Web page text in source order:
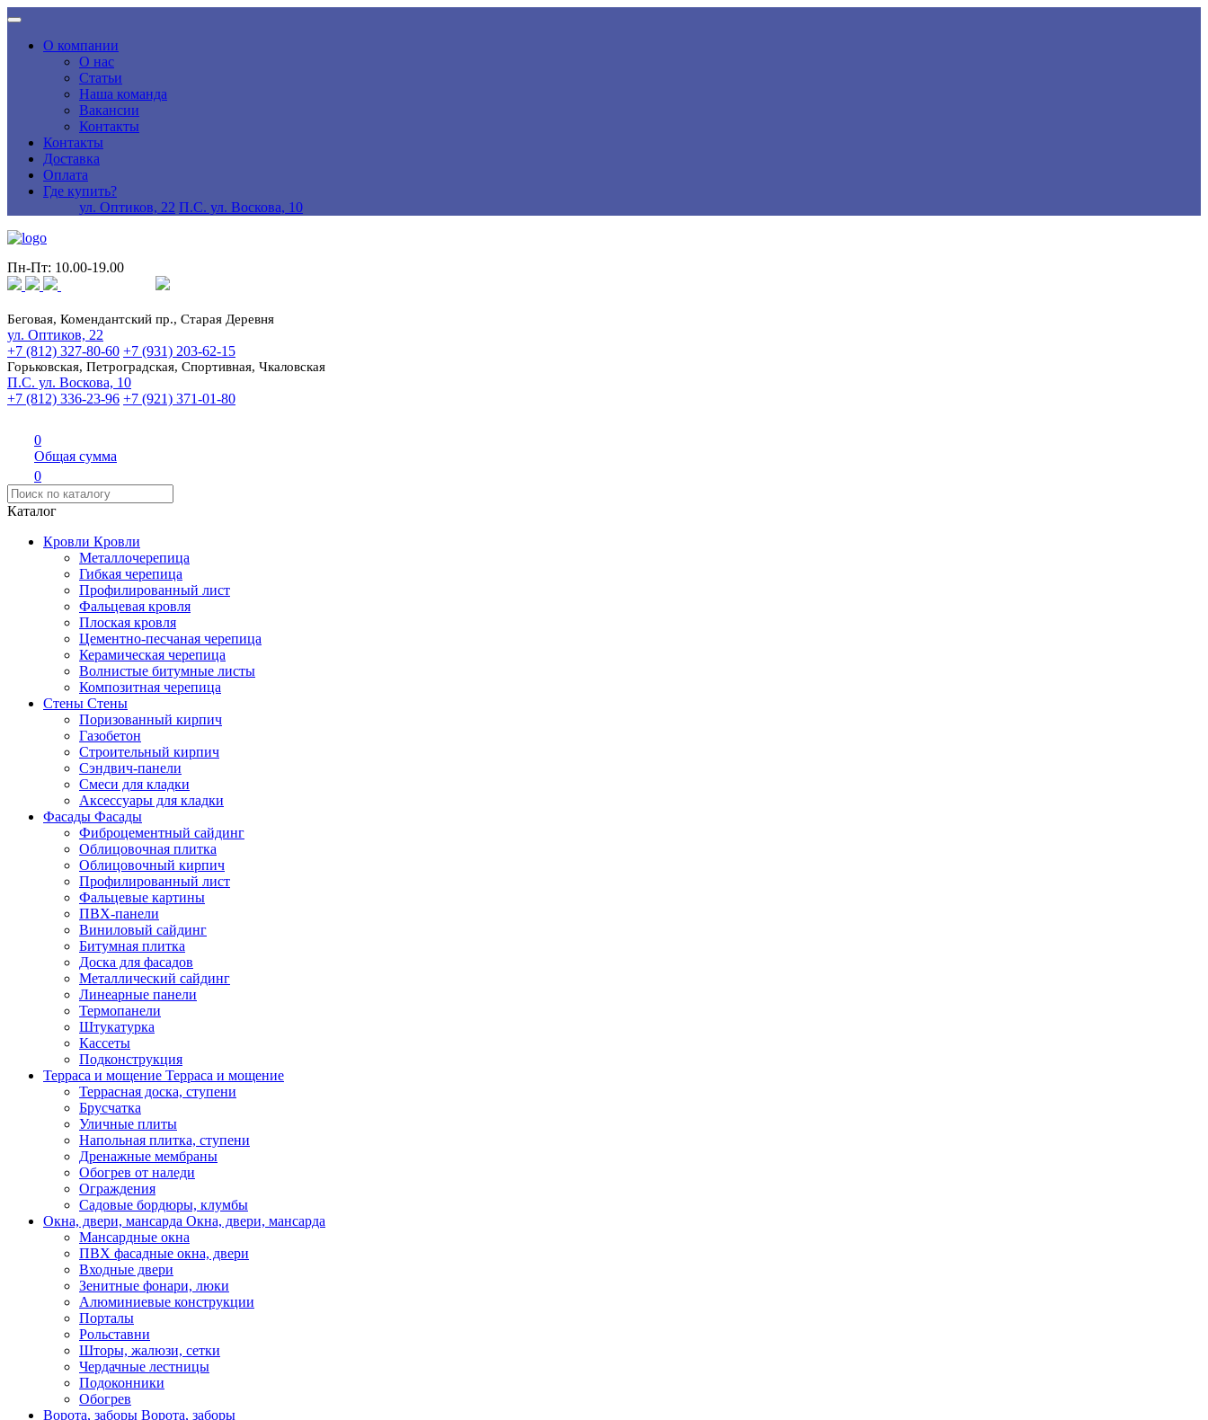
О компании
О нас
Статьи
Наша команда
Вакансии
Контакты
Контакты
Доставка
Оплата
Где купить?
ул. Оптиков, 22 П.С. ул. Воскова, 10
Пн-Пт: 10.00-19.00
Беговая, Комендантский пр., Старая Деревня
ул. Оптиков, 22
+7 (812) 327-80-60 +7 (931) 203-62-15
Горьковская, Петроградская, Спортивная, Чкаловская
П.С. ул. Воскова, 10
+7 (812) 336-23-96 +7 (921) 371-01-80
0
Общая сумма
0
Каталог
Кровли Кровли
Металлочерепица
Гибкая черепица
Профилированный лист
Фальцевая кровля
Плоская кровля
Цементно-песчаная черепица
Керамическая черепица
Волнистые битумные листы
Композитная черепица
Стены Стены
Поризованный кирпич
Газобетон
Строительный кирпич
Сэндвич-панели
Смеси для кладки
Аксессуары для кладки
Фасады Фасады
Фиброцементный сайдинг
Облицовочная плитка
Облицовочный кирпич
Профилированный лист
Фальцевые картины
ПВХ-панели
Виниловый сайдинг
Битумная плитка
Доска для фасадов
Металлический сайдинг
Линеарные панели
Термопанели
Штукатурка
Кассеты
Подконструкция
Терраса и мощение Терраса и мощение
Террасная доска, ступени
Брусчатка
Уличные плиты
Напольная плитка, ступени
Дренажные мембраны
Обогрев от наледи
Ограждения
Садовые бордюры, клумбы
Окна, двери, мансарда Окна, двери, мансарда
Мансардные окна
ПВХ фасадные окна, двери
Входные двери
Зенитные фонари, люки
Алюминиевые конструкции
Порталы
Рольставни
Шторы, жалюзи, сетки
Чердачные лестницы
Подоконники
Обогрев
Ворота, заборы Ворота, заборы